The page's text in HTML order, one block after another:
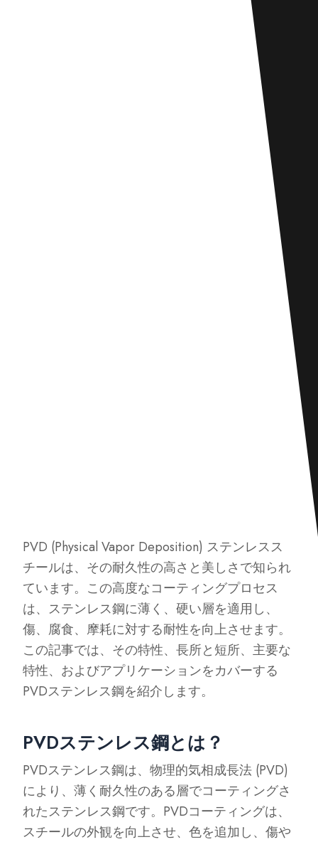
PVD (Physical Vapor Deposition) ステンレスス
チールは、その耐久性の高さと美しさで知られ
ています。この高度なコーティングプロセス
は、ステンレス鋼に薄く、硬い層を適用し、
傷、腐食、摩耗に対する耐性を向上させます。
この記事では、その特性、長所と短所、主要な
特性、およびアプリケーションをカバーする
PVDステンレス鋼を紹介します。
PVDステンレス鋼とは？
PVDステンレス鋼は、物理的気相成長法 (PVD)
により、薄く耐久性のある層でコーティングさ
れたステンレス鋼です。PVDコーティングは、
スチールの外観を向上させ、色を追加し、傷や